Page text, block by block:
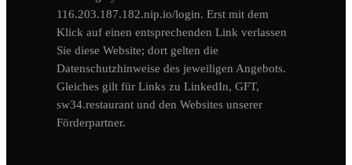
116.203.187.182.nip.io/login. Erst mit dem
Klick auf einen entsprechenden Link verlassen
Sie diese Website; dort gelten die
Datenschutzhinweise des jeweiligen Angebots.
Gleiches gilt für Links zu LinkedIn, GFT,
sw34.restaurant und den Websites unserer
Förderpartner.